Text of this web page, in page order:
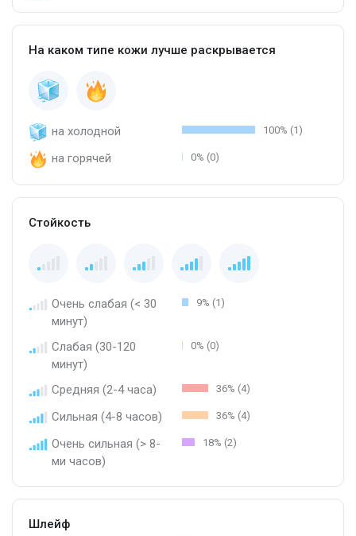
На каком типе кожи лучше раскрывается
на холодной 100% (1)
на горячей 0% (0)
Стойкость
Очень слабая (< 30
минут)
9% (1)
Слабая (30-120
минут)
0% (0)
Средняя (2-4 часа) 36% (4)
Сильная (4-8 часов) 36% (4)
Очень сильная (> 8-
ми часов)
18% (2)
Шлейф